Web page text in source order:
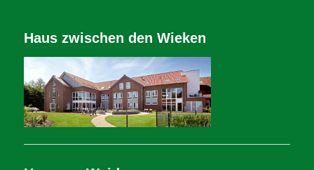
Haus zwischen den Wieken